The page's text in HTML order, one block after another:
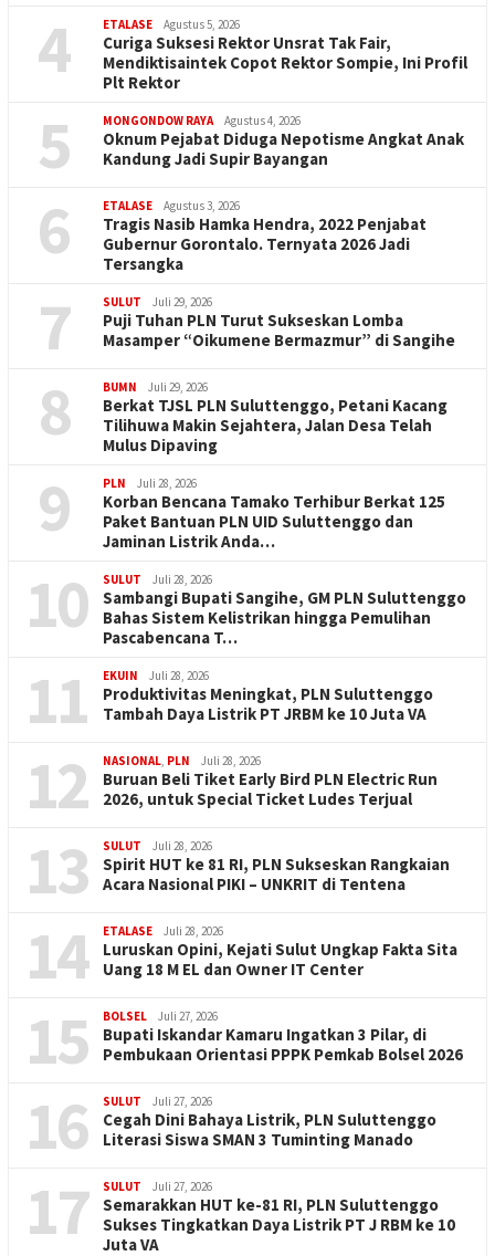
4 ETALASE Agustus 5, 2026
Curiga Suksesi Rektor Unsrat Tak Fair,
Mendiktisaintek Copot Rektor Sompie, Ini Profil
Plt Rektor
5 MONGONDOW RAYA Agustus 4, 2026
Oknum Pejabat Diduga Nepotisme Angkat Anak
Kandung Jadi Supir Bayangan
6 ETALASE Agustus 3, 2026
Tragis Nasib Hamka Hendra, 2022 Penjabat
Gubernur Gorontalo. Ternyata 2026 Jadi
Tersangka
7 SULUT Juli 29, 2026
Puji Tuhan PLN Turut Sukseskan Lomba
Masamper “Oikumene Bermazmur” di Sangihe
8 BUMN Juli 29, 2026
Berkat TJSL PLN Suluttenggo, Petani Kacang
Tilihuwa Makin Sejahtera, Jalan Desa Telah
Mulus Dipaving
9 PLN Juli 28, 2026
Korban Bencana Tamako Terhibur Berkat 125
Paket Bantuan PLN UID Suluttenggo dan
Jaminan Listrik Anda…
10 SULUT Juli 28, 2026
Sambangi Bupati Sangihe, GM PLN Suluttenggo
Bahas Sistem Kelistrikan hingga Pemulihan
Pascabencana T…
11 EKUIN Juli 28, 2026
Produktivitas Meningkat, PLN Suluttenggo
Tambah Daya Listrik PT JRBM ke 10 Juta VA
12 NASIONAL, PLN Juli 28, 2026
Buruan Beli Tiket Early Bird PLN Electric Run
2026, untuk Special Ticket Ludes Terjual
13 SULUT Juli 28, 2026
Spirit HUT ke 81 RI, PLN Sukseskan Rangkaian
Acara Nasional PIKI – UNKRIT di Tentena
14 ETALASE Juli 28, 2026
Luruskan Opini, Kejati Sulut Ungkap Fakta Sita
Uang 18 M EL dan Owner IT Center
15 BOLSEL Juli 27, 2026
Bupati Iskandar Kamaru Ingatkan 3 Pilar, di
Pembukaan Orientasi PPPK Pemkab Bolsel 2026
16 SULUT Juli 27, 2026
Cegah Dini Bahaya Listrik, PLN Suluttenggo
Literasi Siswa SMAN 3 Tuminting Manado
17 SULUT Juli 27, 2026
Semarakkan HUT ke-81 RI, PLN Suluttenggo
Sukses Tingkatkan Daya Listrik PT J RBM ke 10
Juta VA